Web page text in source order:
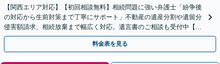
【関西エリア対応】【初回相談無料】相続問題に強い弁護士「紛争後
の対応から生前対策まで丁寧にサポート」不動産の遺産分割や遺留分
侵害額請求、相続放棄まで幅広く対応。遺言書のご相談も受付中【夜
間・休日面談可】【WEB面談】【完全個室】
料金表を見る